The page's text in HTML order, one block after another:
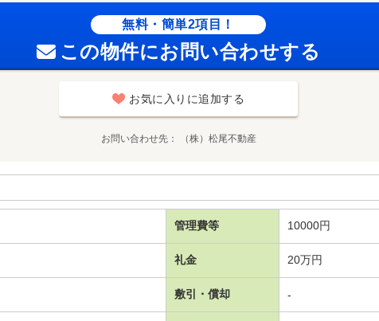
無料・簡単2項目！
この物件にお問い合わせする
お気に入りに追加する
お問い合わせ先 （株）松尾不動産
管理費等 10000円
礼金 20万円
敷引・償却 -